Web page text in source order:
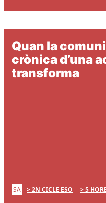
Quan la
crònica d’una
transforma
SA 2N CICLE ESO 5